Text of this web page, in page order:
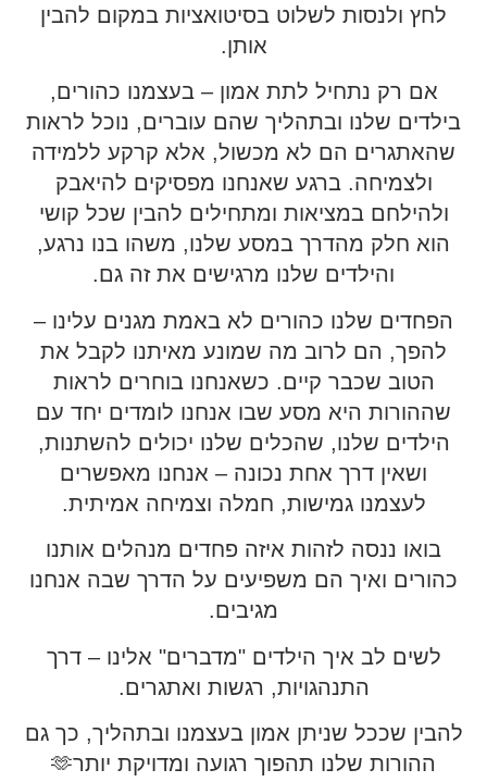
לחץ ולנסות לשלוט בסיטואציות במקום להבין
אותן.
אם רק נתחיל לתת אמון – בעצמנו כהורים,
בילדים שלנו ובתהליך שהם עוברים, נוכל לראות
שהאתגרים הם לא מכשול, אלא קרקע ללמידה
ולצמיחה. ברגע שאנחנו מפסיקים להיאבק
ולהילחם במציאות ומתחילים להבין שכל קושי
הוא חלק מהדרך במסע שלנו, משהו בנו נרגע,
והילדים שלנו מרגישים את זה גם.
הפחדים שלנו כהורים לא באמת מגנים עלינו –
להפך, הם לרוב מה שמונע מאיתנו לקבל את
הטוב שכבר קיים. כשאנחנו בוחרים לראות
שההורות היא מסע שבו אנחנו לומדים יחד עם
הילדים שלנו, שהכלים שלנו יכולים להשתנות,
ושאין דרך אחת נכונה – אנחנו מאפשרים
לעצמנו גמישות, חמלה וצמיחה אמיתית.
בואו ננסה לזהות איזה פחדים מנהלים אותנו
כהורים ואיך הם משפיעים על הדרך שבה אנחנו
מגיבים.
לשים לב איך הילדים "מדברים" אלינו – דרך
התנהגויות, רגשות ואתגרים.
להבין שככל שניתן אמון בעצמנו ובתהליך, כך גם
ההורות שלנו תהפוך רגועה ומדויקת יותר🫶